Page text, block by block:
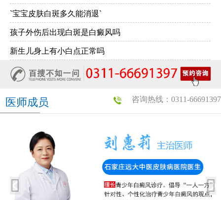
`宝宝皮肤白斑多久能消退`
孩子外伤后出现白斑是白癜风吗
新生儿身上有小白点正常吗
咨询热线：0311-66691397
医师成员